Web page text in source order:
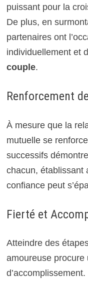
puissant pour la
De plus, en
partenaires ont
individuellement et
couple.
Renforcement
À mesure que la
mutuelle se
successifs
chacun, établissant
confiance peut
Fierté et
Atteindre des
amoureuse procure